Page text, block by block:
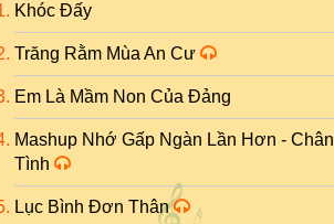
Khóc Đấy
Trăng Rằm Mùa An Cư
Em Là Mầm Non Của Đảng
Mashup Nhớ Gấp Ngàn Lần Hơn - Chân
Tình
Lục Bình Đơn Thân